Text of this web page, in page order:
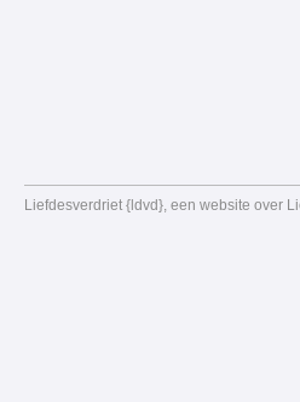
Liefdesverdriet {ldvd}, een website over